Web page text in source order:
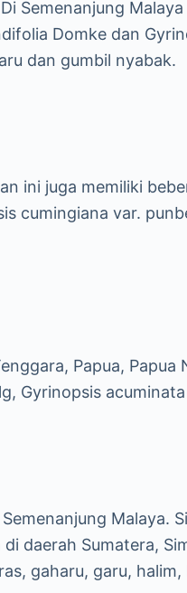
Semenanjung
Domke dan
dan gumbil nyabak.
ini juga memiliki
cumingiana var.
Papua,
Gyrinopsis
Malaya.
daerah Sumatera,
gaharu, garu,